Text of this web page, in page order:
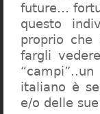
future…
questo
proprio
fargli
italiano è
e/o delle